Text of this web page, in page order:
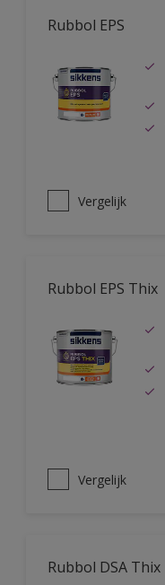
Rubbol EPS
Vergelijk
Rubbol EPS Thix
Vergelijk
Rubbol DSA Thix